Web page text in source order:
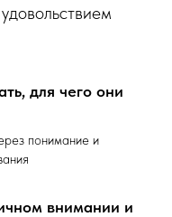
для чего они
понимание и
внимании и